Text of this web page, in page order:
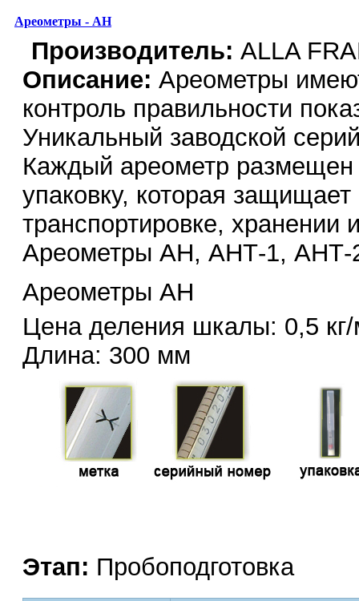
Ареометры - АН
Производитель: ALLA
Описание: Ареометры
контроль правильности
Уникальный заводской
Каждый ареометр размещен
упаковку, которая
транспортировке, хранении
Ареометры АН, АНТ-1,
Ареометры АН
Цена деления шкалы: 0,5
Длина: 300 мм
Этап: Пробоподготовка